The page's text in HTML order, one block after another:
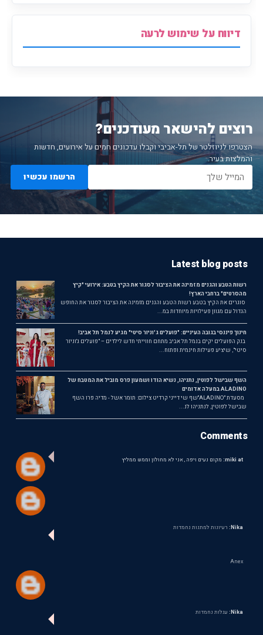
דיווח על שימוש לרעה
רוצים להישאר מעודכנים?
הצטרפו לניוזלטר של תל-אביבי וקבלו עדכונים חמים על אירועים, חדשות
והמלצות בעיר.
הרשמו עכשיו
Latest blog posts
רשות הטבע והגנים מזמינה את הציבור לסגור את הקיץ בטבע: אירועי "קיץ
מהסרטים" ברחבי הארץ!
סוגרים את הקיץ בטבע רשות הטבע והגנים מזמינה את הציבור לסגור את החופש
הגדול עם מגוון פעילויות מיוחדות במ...
חינוך פיננסי בגובה העיניים: "פועלים ג'וניור סיטי" מגיע לנמל תל אביב!
בנק הפועלים יקים בנמל תל אביב מתחם חווייתי חדש לילדים – "פועלים ג'וניור
סיטי", שיציע פעילות חינמית ופתוח...
השף שבישל לפוטין, נתניהו, נשיא הודו ושמעון פרס מוביל את המטבח של
ALADINO במעלה אדומים
מסעדת ״ALADINO״שף שי דייני קרדיט צילום: תומר אשל - מדיה פרו השף
שבישל לפוטין, לנתניהו לנ...
Comments
miki at: מקום נעים ויפה , אני לא מחולון וממש ממליץ
Nika: רעיונות למתנות נחמדות
Anex
Nika: עגלות נחמדות